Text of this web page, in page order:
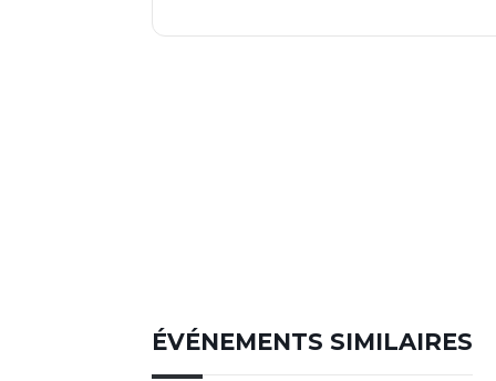
ÉVÉNEMENTS SIMILAIRES